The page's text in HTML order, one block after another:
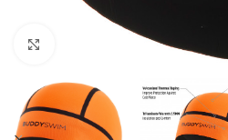
Click to enlarge